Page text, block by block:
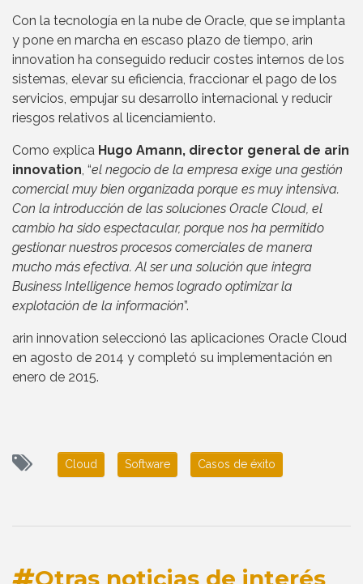
Con la tecnología en la nube de Oracle, que se implanta
y pone en marcha en escaso plazo de tiempo, arin
innovation ha conseguido reducir costes internos de los
sistemas, elevar su eficiencia, fraccionar el pago de los
servicios, empujar su desarrollo internacional y reducir
riesgos relativos al licenciamiento.
Como explica Hugo Amann, director general de arin
innovation, “el negocio de la empresa exige una gestión
comercial muy bien organizada porque es muy intensiva.
Con la introducción de las soluciones Oracle Cloud, el
cambio ha sido espectacular, porque nos ha permitido
gestionar nuestros procesos comerciales de manera
mucho más efectiva. Al ser una solución que integra
Business Intelligence hemos logrado optimizar la
explotación de la información”.
arin innovation seleccionó las aplicaciones Oracle Cloud
en agosto de 2014 y completó su implementación en
enero de 2015.
Cloud Software Casos de éxito